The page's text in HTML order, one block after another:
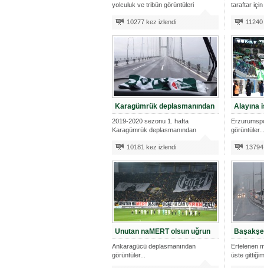
yolculuk ve tribün görüntüleri
10277 kez izlendi
taraftar için
Karagümrük deplasmanından
2019-2020 sezonu 1. hafta
Karagümrük deplasmanından
10181 kez izlendi
Alayına
görüntüler...
Unutan naMERT olsun uğrun
Ankaragücü deplasmanından
görüntüler...
Ertelenen
üste